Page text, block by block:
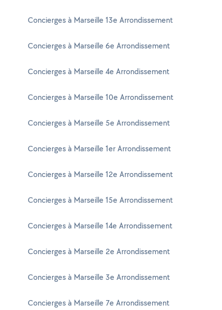
Concierges à Marseille 13e Arrondissement
Concierges à Marseille 6e Arrondissement
Concierges à Marseille 4e Arrondissement
Concierges à Marseille 10e Arrondissement
Concierges à Marseille 5e Arrondissement
Concierges à Marseille 1er Arrondissement
Concierges à Marseille 12e Arrondissement
Concierges à Marseille 15e Arrondissement
Concierges à Marseille 14e Arrondissement
Concierges à Marseille 2e Arrondissement
Concierges à Marseille 3e Arrondissement
Concierges à Marseille 7e Arrondissement